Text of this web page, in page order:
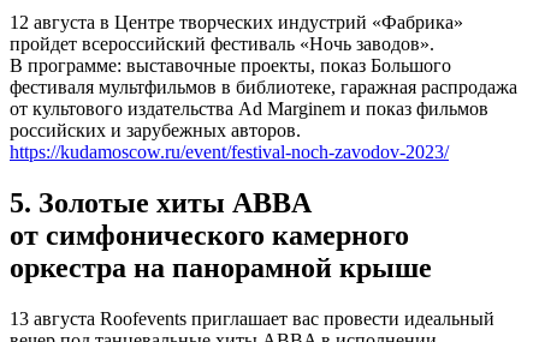
12 августа в Центре творческих индустрий «Фабрика»
пройдет всероссийский фестиваль «Ночь заводов».
В программе: выставочные проекты, показ Большого
фестиваля мультфильмов в библиотеке, гаражная распродажа
от культового издательства Ad Marginem и показ фильмов
российских и зарубежных авторов.
https://kudamoscow.ru/event/festival-noch-zavodov-2023/
5. Золотые хиты ABBA
от симфонического камерного
оркестра на панорамной крыше
13 августа Roofevents приглашает вас провести идеальный